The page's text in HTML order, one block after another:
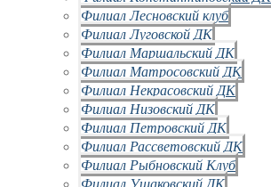
Филиал Лесновский клуб
Филиал Луговской ДК
Филиал Маршальский ДК
Филиал Матросовский ДК
Филиал Некрасовский ДК
Филиал Низовский ДК
Филиал Петровский ДК
Филиал Рассветовский ДК
Филиал Рыбновский Клуб